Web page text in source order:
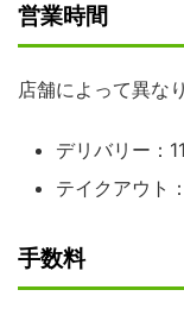
営業時間
店舗によって異な
デリバリー：
テイクアウト
手数料